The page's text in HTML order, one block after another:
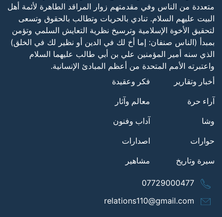
متعددة من الناس وفي مقدمتهم زوار المراقد الطاهرة لأئمة أهل
البيت عليهم السلام. تنادي بالحريات وتطالب بالحقوق وتسعى
لتحقيق الأخوة الإسلامية وترسيخ نظرية التعايش السلمي وتؤمن
بمبدأ (الناس صنفان: إما أخ لك في الدين أو نظير لك في الخلق)
الذي سنه أمير المؤمنين علي بن أبي طالب عليهما السلام
واعتبرته الأمم المتحدة من أعظم المبادئ الإنسانية.
أخبار وتقارير
آراء حرة
وشا
حوارات
سيرة وتاريخ
فكر وعقيدة
معالم وآثار
آداب وفنون
اصدارات
مشاهير
relations110@gmail.com